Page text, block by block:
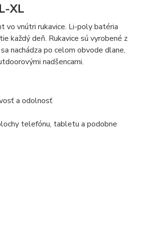
XL
vo vnútri rukavice. Li-poly batéria
každý deň. Rukavice sú vyrobené z
nachádza po celom obvode dlane,
nadšencami.
a odolnosť
telefónu, tabletu a podobne